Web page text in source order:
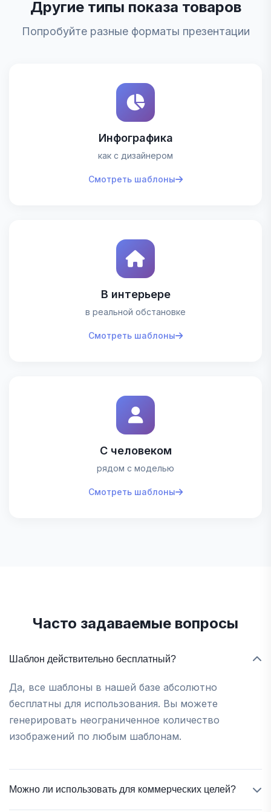
Другие типы показа товаров
Попробуйте разные форматы презентации
Инфографика
как с дизайнером
Смотреть шаблоны
В интерьере
в реальной обстановке
Смотреть шаблоны
С человеком
рядом с моделью
Смотреть шаблоны
Часто задаваемые вопросы
Шаблон действительно бесплатный?
Да, все шаблоны в нашей базе абсолютно
бесплатны для использования. Вы можете
генерировать неограниченное количество
изображений по любым шаблонам.
Можно ли использовать для коммерческих целей?